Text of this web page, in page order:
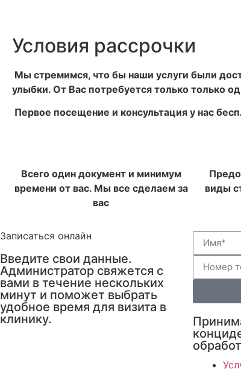
Условия рассрочки
Мы стремимся, что бы наши услуги были
улыбки. От Вас потребуется только только
Первое посещение и консультация у нас
Всего один документ и минимум
времени от вас. Мы все сделаем за
вас
виды
Записаться онлайн
Введите свои данные.
Администратор свяжется с
вами в течение нескольких
минут и поможет выбрать
удобное время для визита в
клинику.